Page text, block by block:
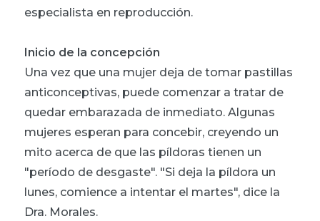
especialista en reproducción.
Inicio de la concepción
Una vez que una mujer deja de tomar pastillas
anticonceptivas, puede comenzar a tratar de
quedar embarazada de inmediato. Algunas
mujeres esperan para concebir, creyendo un
mito acerca de que las píldoras tienen un
"período de desgaste". "Si deja la píldora un
lunes, comience a intentar el martes", dice la
Dra. Morales.